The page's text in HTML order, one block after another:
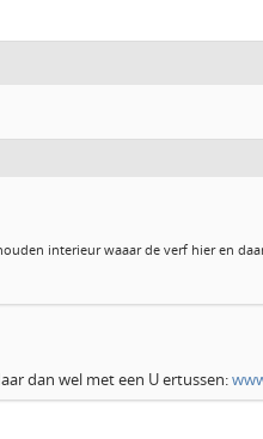
interieur waaar de verf hier en
dan wel met een U ertussen: